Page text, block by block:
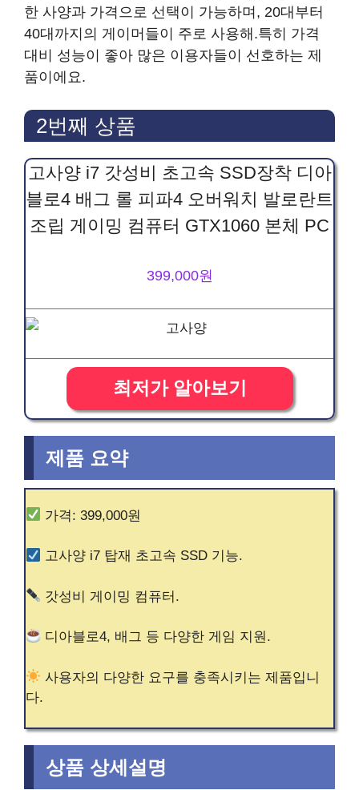
한 사양과 가격으로 선택이 가능하며, 20대부터
40대까지의 게이머들이 주로 사용해.특히 가격
대비 성능이 좋아 많은 이용자들이 선호하는 제
품이에요.
2번째 상품
고사양 i7 갓성비 초고속 SSD장착 디아
블로4 배그 롤 피파4 오버워치 발로란트
조립 게이밍 컴퓨터 GTX1060 본체 PC
399,000원
최저가 알아보기
제품 요약
가격: 399,000원
고사양 i7 탑재 초고속 SSD 기능.
갓성비 게이밍 컴퓨터.
디아블로4, 배그 등 다양한 게임 지원.
사용자의 다양한 요구를 충족시키는 제품입니
다.
상품 상세설명